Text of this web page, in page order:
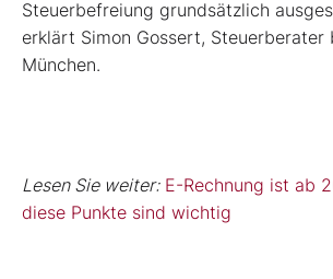
Steuerbefreiung grundsätzlich
erklärt Simon Gossert, Steuerberater
München.
Lesen Sie weiter: E-Rechnung ist ab
diese Punkte sind wichtig